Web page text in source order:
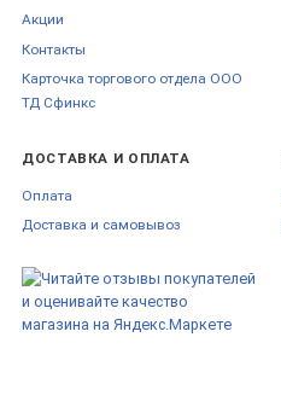
Акции
Контакты
Карточка торгового отдела ООО
ТД Сфинкс
ДОСТАВКА И ОПЛАТА
Оплата
Доставка и самовывоз